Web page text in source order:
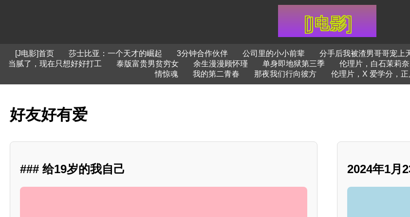
[J电影]首页 莎士比亚：一个天才的崛起 3分钟合作伙伴 公司里的小小前辈 分手后我被渣男哥哥宠上
当腻了，现在只想好好打工
泰版富贵男贫穷女 余生漫漫顾怀瑾 单身即地狱第三季 伦理片，白石茉莉
情惊魂
我的第二青春 那夜我们行向彼方 伦理片，X 爱学分，正
好友好有爱
### 给19岁的我自己 2024年1月